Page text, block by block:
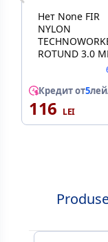
Нет None FIR
NYLON
ROTUND 3.0
Кредит от5
116